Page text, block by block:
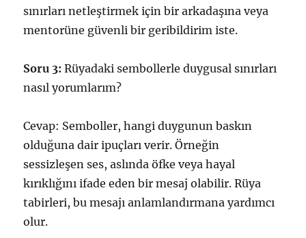
sınırları netleştirmek için bir arkadaşına veya
mentorüne güvenli bir geribildirim iste.
Soru 3: Rüyadaki sembollerle duygusal sınırları
nasıl yorumlarım?
Cevap: Semboller, hangi duygunun baskın
olduğuna dair ipuçları verir. Örneğin
sessizleşen ses, aslında öfke veya hayal
kırıklığını ifade eden bir mesaj olabilir. Rüya
tabirleri, bu mesajı anlamlandırmana yardımcı
olur.